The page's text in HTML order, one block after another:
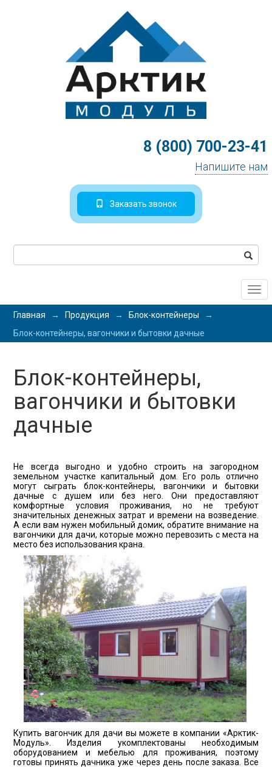
8 (800) 700-23-41
Напишите нам
Заказать звонок
Главная
→ Продукция → Блок-контейнеры
→
Блок-контейнеры, вагончики и бытовки дачные
Блок-контейнеры,
вагончики и бытовки
дачные
Не всегда выгодно и удобно строить на загородном
земельном участке капитальный дом. Его роль отлично
могут сыграть блок-контейнеры, вагончики и бытовки
дачные с душем или без него. Они предоставляют
комфортные условия проживания, но не требуют
значительных денежных затрат и времени на возведение.
А если вам нужен мобильный домик, обратите внимание на
вагончики для дачи, которые можно перевозить с места на
место без использования крана.
Купить вагончик для дачи вы можете в компании «Арктик-
Модуль». Изделия укомплектованы необходимым
оборудованием и мебелью для проживания, поэтому
готовы принять дачника уже через день после заказа. Все